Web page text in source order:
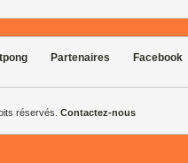
Partenaires Facebook
réservés. Contactez-nous